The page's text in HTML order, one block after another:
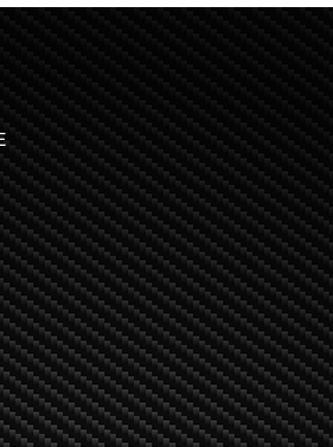
varianter.
De
olika
alternativen
kan
väljas
på
produktsidan